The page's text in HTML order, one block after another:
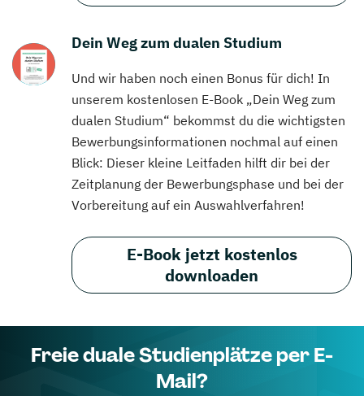
Dein Weg zum dualen Studium
Und wir haben noch einen Bonus für dich! In
unserem kostenlosen E-Book „Dein Weg zum
dualen Studium“ bekommst du die wichtigsten
Bewerbungsinformationen nochmal auf einen
Blick: Dieser kleine Leitfaden hilft dir bei der
Zeitplanung der Bewerbungsphase und bei der
Vorbereitung auf ein Auswahlverfahren!
E-Book jetzt kostenlos
downloaden
Freie duale Studienplätze per E-
Mail?